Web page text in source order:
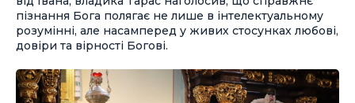
пізнання Бога полягає не лише в інтелектуальному
розумінні, але насамперед у живих стосунках любові,
довіри та вірності Богові.